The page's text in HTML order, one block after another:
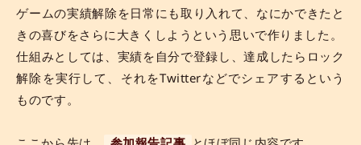
ゲームの実績解除を日常にも取り入れて、なにかできたと
きの喜びをさらに大きくしようという思いで作りました。
仕組みとしては、実績を自分で登録し、達成したらロック
解除を実行して、それをTwitterなどでシェアするという
ものです。